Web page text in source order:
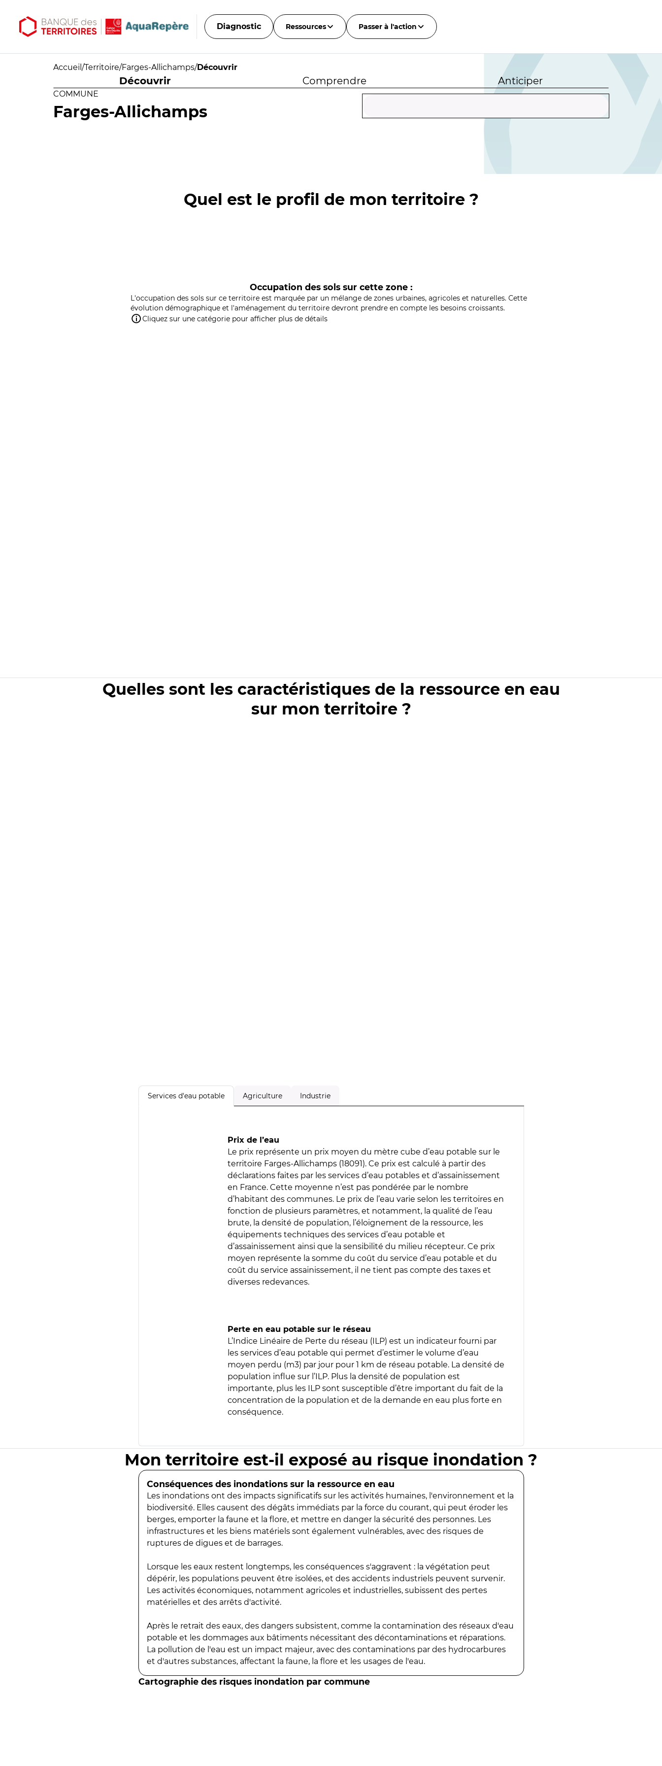
Diagnostic Ressources Passer à l'action
Accueil /Territoire/Farges-Allichamps/Découvrir
Découvrir Comprendre Anticiper
COMMUNE
Farges-Allichamps
Quel est le profil de mon territoire ?
Occupation des sols sur cette zone :
L'occupation des sols sur ce territoire est marquée par un mélange de zones urbaines, agricoles et naturelles. Cette
évolution démographique et l'aménagement du territoire devront prendre en compte les besoins croissants.
Cliquez sur une catégorie pour afficher plus de détails
Quelles sont les caractéristiques de la ressource en eau
sur mon territoire ?
Services d'eau potable Agriculture Industrie
Prix de l’eau
Le prix représente un prix moyen du mètre cube d’eau potable sur le
territoire Farges-Allichamps (18091). Ce prix est calculé à partir des
déclarations faites par les services d’eau potables et d’assainissement
en France. Cette moyenne n’est pas pondérée par le nombre
d’habitant des communes. Le prix de l’eau varie selon les territoires en
fonction de plusieurs paramètres, et notamment, la qualité de l’eau
brute, la densité de population, l’éloignement de la ressource, les
équipements techniques des services d’eau potable et
d’assainissement ainsi que la sensibilité du milieu récepteur. Ce prix
moyen représente la somme du coût du service d’eau potable et du
coût du service assainissement, il ne tient pas compte des taxes et
diverses redevances.
Perte en eau potable sur le réseau
L’Indice Linéaire de Perte du réseau (ILP) est un indicateur fourni par
les services d’eau potable qui permet d’estimer le volume d’eau
moyen perdu (m3) par jour pour 1 km de réseau potable. La densité de
population influe sur l’ILP. Plus la densité de population est
importante, plus les ILP sont susceptible d’être important du fait de la
concentration de la population et de la demande en eau plus forte en
conséquence.
Mon territoire est-il exposé au risque inondation ?
Conséquences des inondations sur la ressource en eau
Les inondations ont des impacts significatifs sur les activités humaines, l'environnement et la
biodiversité. Elles causent des dégâts immédiats par la force du courant, qui peut éroder les
berges, emporter la faune et la flore, et mettre en danger la sécurité des personnes. Les
infrastructures et les biens matériels sont également vulnérables, avec des risques de
ruptures de digues et de barrages.
Lorsque les eaux restent longtemps, les conséquences s'aggravent : la végétation peut
dépérir, les populations peuvent être isolées, et des accidents industriels peuvent survenir.
Les activités économiques, notamment agricoles et industrielles, subissent des pertes
matérielles et des arrêts d'activité.
Après le retrait des eaux, des dangers subsistent, comme la contamination des réseaux d'eau
potable et les dommages aux bâtiments nécessitant des décontaminations et réparations.
La pollution de l'eau est un impact majeur, avec des contaminations par des hydrocarbures
et d'autres substances, affectant la faune, la flore et les usages de l'eau.
Cartographie des risques inondation par commune